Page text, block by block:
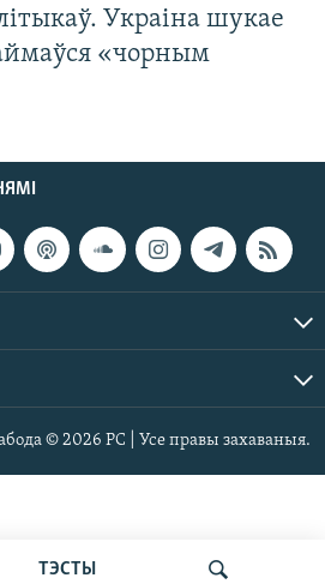
ТЭСТЫ
Украіна шукае
«чорным
© 2026 РС | Усе правы захаваныя.